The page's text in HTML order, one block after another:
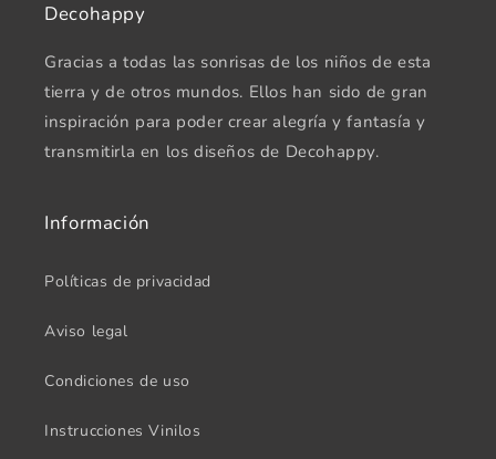
Decohappy
Gracias a todas las sonrisas de los niños de esta
tierra y de otros mundos. Ellos han sido de gran
inspiración para poder crear alegría y fantasía y
transmitirla en los diseños de Decohappy.
Información
Políticas de privacidad
Aviso legal
Condiciones de uso
Instrucciones Vinilos